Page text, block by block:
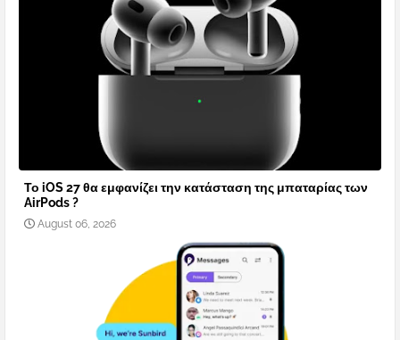
Το iOS 27 θα εμφανίζει την κατάσταση της μπαταρίας των
AirPods ?
August 06, 2026